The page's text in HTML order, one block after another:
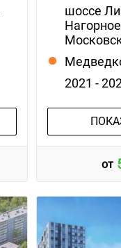
шоссе
2021 -
от